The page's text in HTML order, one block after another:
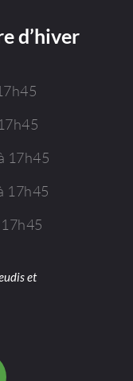
d’hiver
17h45
17h45
et